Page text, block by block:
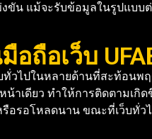
ขัน แม้จะรับข้อมูลในรูปแ
ถือเว็บ
ไปในหลายด้านที่สะท้อนพ
าเดียว ทำให้การติดตามเ
รอโหลดนาน ขณะที่เว็บทั่ว